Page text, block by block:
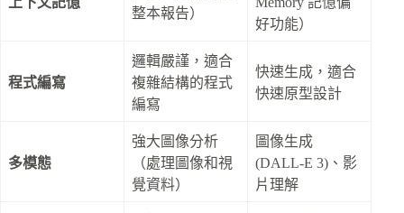
整本報告）
好功能）
程式編寫
邏輯嚴謹，適合
複雜結構的程式
編寫
快速生成，適合
快速原型設計
多模態
強大圖像分析
（處理圖像和視
覺資料）
圖像生成
(DALL-E 3)、影
片理解